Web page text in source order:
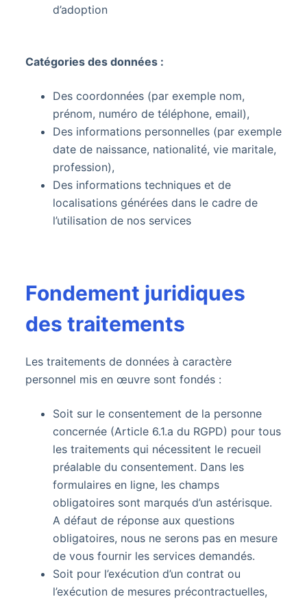
d’adoption
Catégories des données :
Des coordonnées (par exemple nom,
prénom, numéro de téléphone, email),
Des informations personnelles (par exemple
date de naissance, nationalité, vie maritale,
profession),
Des informations techniques et de
localisations générées dans le cadre de
l’utilisation de nos services
Fondement juridiques
des traitements
Les traitements de données à caractère
personnel mis en œuvre sont fondés :
Soit sur le consentement de la personne
concernée (Article 6.1.a du RGPD) pour tous
les traitements qui nécessitent le recueil
préalable du consentement. Dans les
formulaires en ligne, les champs
obligatoires sont marqués d’un astérisque.
A défaut de réponse aux questions
obligatoires, nous ne serons pas en mesure
de vous fournir les services demandés.
Soit pour l’exécution d’un contrat ou
l’exécution de mesures précontractuelles,